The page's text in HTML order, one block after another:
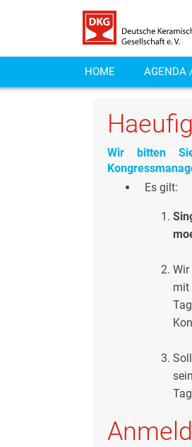
HOME AGENDA
Wir bitten
Es gilt:
Wir
mit